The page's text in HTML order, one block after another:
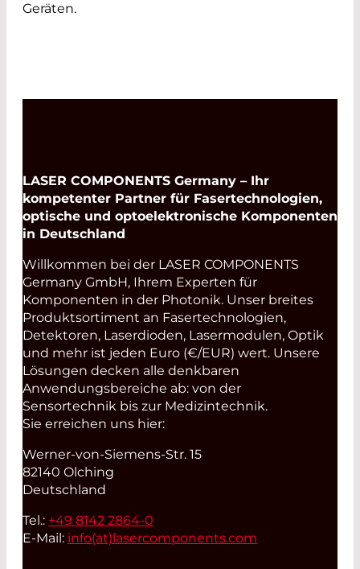
Geräten.
LASER COMPONENTS Germany – Ihr
kompetenter Partner für Fasertechnologien,
optische und optoelektronische Komponenten
in Deutschland
Willkommen bei der LASER COMPONENTS
Germany GmbH, Ihrem Experten für
Komponenten in der Photonik. Unser breites
Produktsortiment an Fasertechnologien,
Detektoren, Laserdioden, Lasermodulen, Optik
und mehr ist jeden Euro (€/EUR) wert. Unsere
Lösungen decken alle denkbaren
Anwendungsbereiche ab: von der
Sensortechnik bis zur Medizintechnik.
Sie erreichen uns hier:
Werner-von-Siemens-Str. 15
82140 Olching
Deutschland
Tel.: +49 8142 2864-0
E-Mail: info(at) lasercomponents.com